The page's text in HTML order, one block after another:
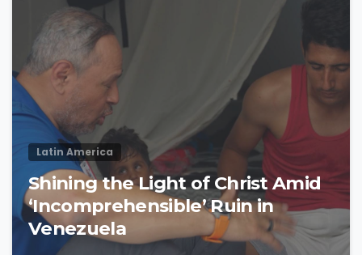
Latin America
Shining the Light of Christ Amid
‘Incomprehensible’ Ruin in
Venezuela